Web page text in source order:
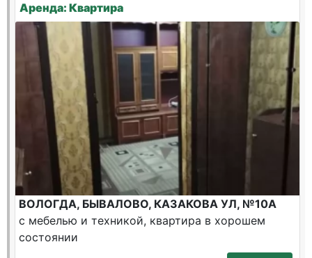
Аренда: Квартира
ВОЛОГДА, БЫВАЛОВО, КАЗАКОВА УЛ, №10А
с мебелью и техникой, квартира в хорошем
состоянии